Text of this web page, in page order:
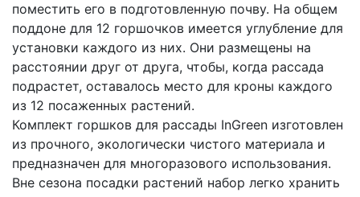
поместить его в подготовленную почву. На общем
поддоне для 12 горшочков имеется углубление для
установки каждого из них. Они размещены на
расстоянии друг от друга, чтобы, когда рассада
подрастет, оставалось место для кроны каждого
из 12 посаженных растений.
Комплект горшков для рассады InGreen изготовлен
из прочного, экологически чистого материала и
предназначен для многоразового использования.
Вне сезона посадки растений набор легко хранить